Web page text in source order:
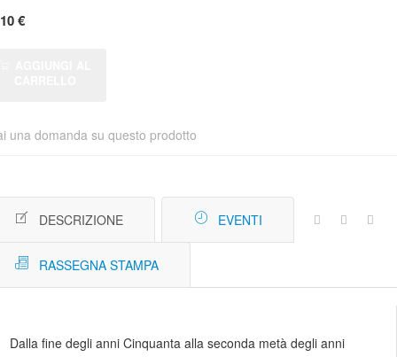
€
una domanda su questo prodotto
DESCRIZIONE EVENTI
RASSEGNA STAMPA
Dalla fine degli anni Cinquanta alla seconda metà degli anni